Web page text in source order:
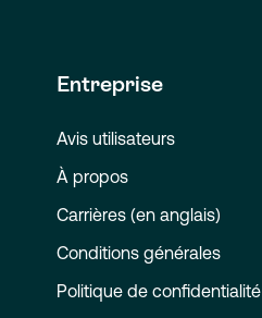
Entreprise
Avis utilisateurs
À propos
Carrières (en anglais)
Conditions générales
Politique de confidentialité